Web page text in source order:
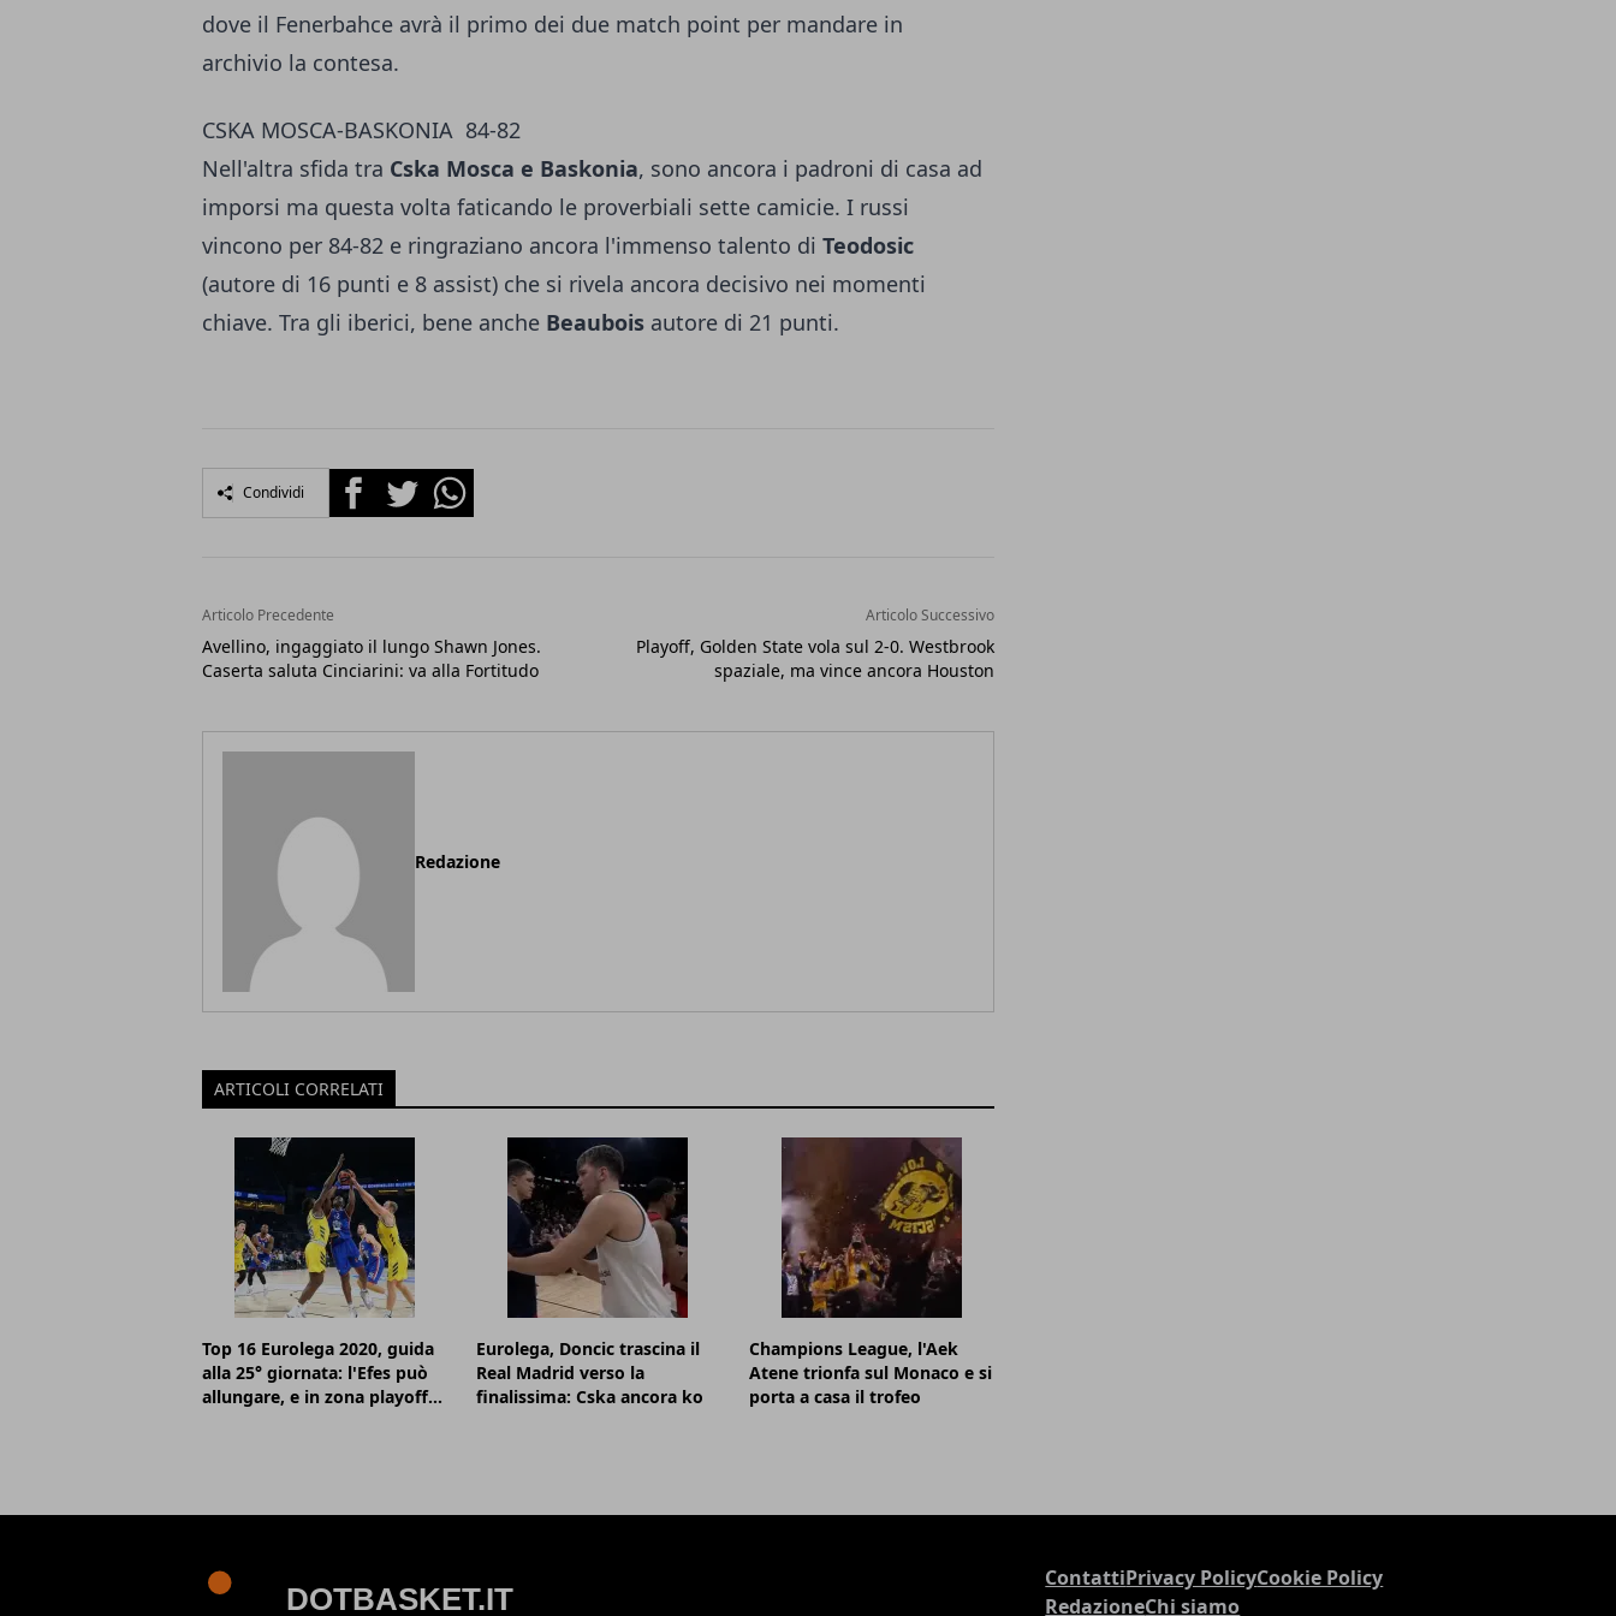
dove il Fenerbahce avrà il primo dei due match point per mandare in
archivio la contesa.
CSKA MOSCA-BASKONIA 84-82
Nell'altra sfida tra Cska Mosca e Baskonia, sono ancora i padroni di casa ad
imporsi ma questa volta faticando le proverbiali sette camicie. I russi
vincono per 84-82 e ringraziano ancora l'immenso talento di Teodosic
(autore di 16 punti e 8 assist) che si rivela ancora decisivo nei momenti
chiave. Tra gli iberici, bene anche Beaubois autore di 21 punti.
Condividi FacebookTwitterWhatsapp
Articolo Precedente
Avellino, ingaggiato il lungo Shawn Jones.
Caserta saluta Cinciarini: va alla Fortitudo
Articolo Successivo
Playoff, Golden State vola sul 2-0. Westbrook
spaziale, ma vince ancora Houston
Redazione
ARTICOLI CORRELATI
Top 16 Eurolega 2020, guida
alla 25° giornata: l'Efes può
allungare, e in zona playoff...
Eurolega, Doncic trascina il
Real Madrid verso la
finalissima: Cska ancora ko
Champions League, l'Aek
Atene trionfa sul Monaco e si
porta a casa il trofeo
ContattiPrivacy PolicyCookie Policy
RedazioneChi siamo